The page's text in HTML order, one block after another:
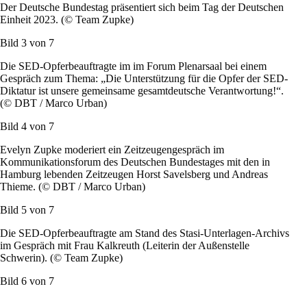
Der Deutsche Bundestag präsentiert sich beim Tag der Deutschen
Einheit 2023. (© Team Zupke)
Bild 3 von 7
Die SED-Opferbeauftragte im im Forum Plenarsaal bei einem
Gespräch zum Thema: „Die Unterstützung für die Opfer der SED-
Diktatur ist unsere gemeinsame gesamtdeutsche Verantwortung!“.
(© DBT / Marco Urban)
Bild 4 von 7
Evelyn Zupke moderiert ein Zeitzeugengespräch im
Kommunikationsforum des Deutschen Bundestages mit den in
Hamburg lebenden Zeitzeugen Horst Savelsberg und Andreas
Thieme. (© DBT / Marco Urban)
Bild 5 von 7
Die SED-Opferbeauftragte am Stand des Stasi-Unterlagen-Archivs
im Gespräch mit Frau Kalkreuth (Leiterin der Außenstelle
Schwerin). (© Team Zupke)
Bild 6 von 7